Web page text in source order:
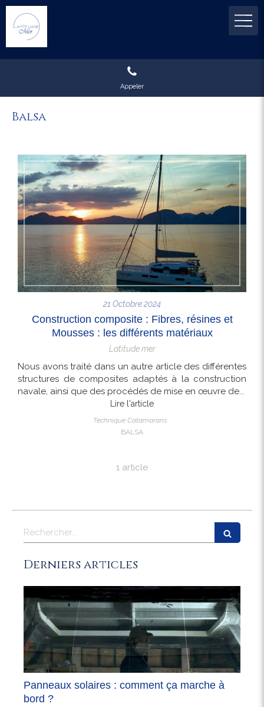
Appeler
Balsa
21 Octobre 2024
Construction composite : Fibres, résines et
Mousses : les différents matériaux
Latitude mer
Nous avons traité dans un autre article des différentes
structures de composites adaptés à la construction
navale, ainsi que des procédés de mise en œuvre de...
Lire l'article
Technique Catamarans
BALSA
1 article
Rechercher
Derniers articles
Panneaux solaires : comment ça marche à
bord ?